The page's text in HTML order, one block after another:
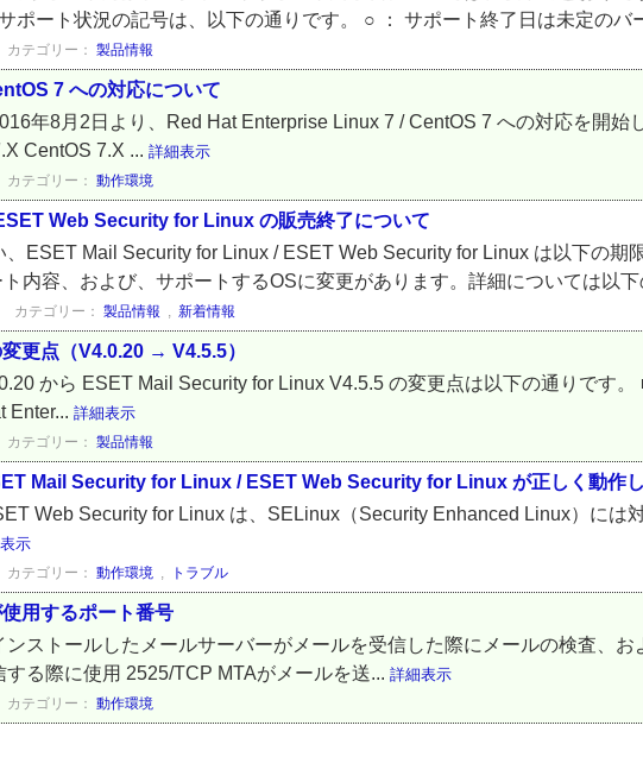
ポート状況の記号は、以下の通りです。 ○ ： サポート終了日は未定のバ
カテゴリー： 製品情報
7 への対応について
年8月2日より、Red Hat Enterprise Linux 7 / CentOS 7 への対応を開
CentOS 7.X ... 詳細表示
カテゴリー： 動作環境
Web Security for Linux の販売終了について
ESET Mail Security for Linux / ESET Web Security for Linux は以下の期
内容、および、サポートするOSに変更があります。詳細については以下
カテゴリー： 製品情報 , 新着情報
更点（V4.0.20 → V4.5.5）
から ESET Mail Security for Linux V4.5.5 の変更点は以下の通りです
Enter... 詳細表示
カテゴリー： 製品情報
Mail Security for Linux / ESET Web Security for Linux が正しく動作
Web Security for Linux は、SELinux（Security Enhanced Linux）には
示
カテゴリー： 動作環境 , トラブル
用するポート番号
ストールしたメールサーバーがメールを受信した際にメールの検査、
る際に使用 2525/TCP MTAがメールを送... 詳細表示
カテゴリー： 動作環境